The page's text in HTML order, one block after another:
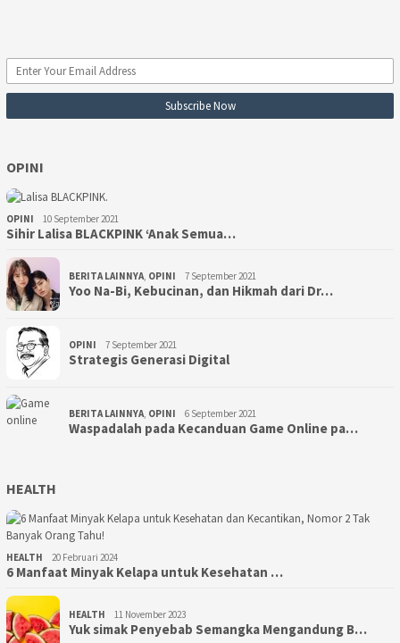
OPINI
OPINI 10 September 2021
Sihir Lalisa BLACKPINK ‘Anak Semua…
BERITA LAINNYA, OPINI 7 September 2021
Yoo Na-Bi, Kebucinan, dan Hikmah dari Dr…
OPINI 7 September 2021
Strategis Generasi Digital
BERITA LAINNYA, OPINI 6 September 2021
Waspadalah pada Kecanduan Game Online pa…
HEALTH
HEALTH 20 Februari 2024
6 Manfaat Minyak Kelapa untuk Kesehatan …
HEALTH 11 November 2023
Yuk simak Penyebab Semangka Mengandung B…